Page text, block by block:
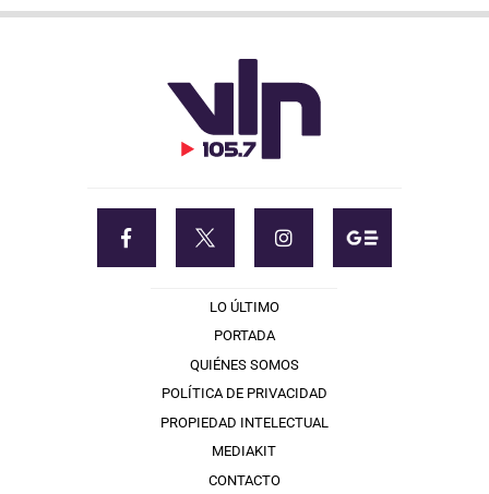
LO ÚLTIMO
PORTADA
QUIÉNES SOMOS
POLÍTICA DE PRIVACIDAD
PROPIEDAD INTELECTUAL
MEDIAKIT
CONTACTO